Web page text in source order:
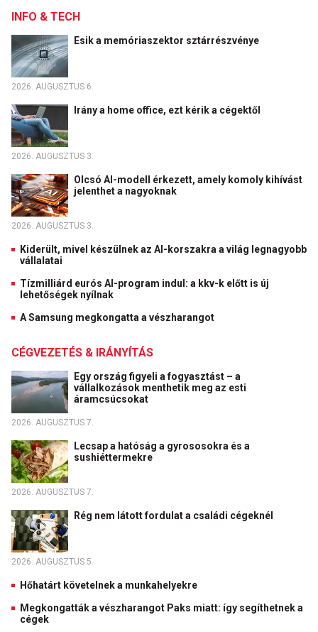
INFO & TECH
Esik a memóriaszektor sztárrészvénye
2026. AUGUSZTUS 6.
Irány a home office, ezt kérik a cégektől
2026. AUGUSZTUS 3.
Olcsó AI-modell érkezett, amely komoly kihívást
jelenthet a nagyoknak
2026. AUGUSZTUS 3.
Kiderült, mivel készülnek az AI-korszakra a világ legnagyobb
vállalatai
Tízmilliárd eurós AI-program indul: a kkv-k előtt is új
lehetőségek nyílnak
A Samsung megkongatta a vészharangot
CÉGVEZETÉS & IRÁNYÍTÁS
Egy ország figyeli a fogyasztást – a
vállalkozások menthetik meg az esti
áramcsúcsokat
2026. AUGUSZTUS 7.
Lecsap a hatóság a gyrososokra és a
sushiéttermekre
2026. AUGUSZTUS 7.
Rég nem látott fordulat a családi cégeknél
2026. AUGUSZTUS 5.
Hőhatárt követelnek a munkahelyekre
Megkongatták a vészharangot Paks miatt: így segíthetnek a
cégek